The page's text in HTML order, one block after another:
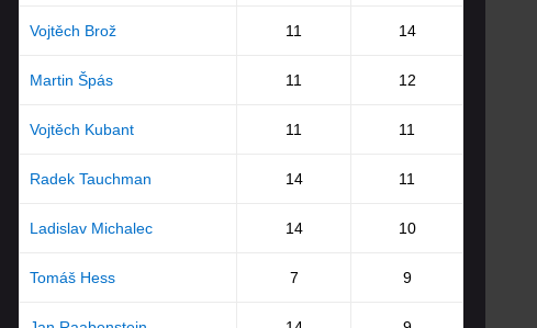
Vojtěch Brož 11 14
Martin Špás 11 12
Vojtěch Kubant 11 11
Radek Tauchman 14 11
Ladislav Michalec 14 10
Tomáš Hess 7 9